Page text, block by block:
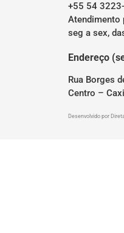
+55 54
Atendimento
seg a sex,
Endereço
Rua Borges
Centro –
Desenvolvido por